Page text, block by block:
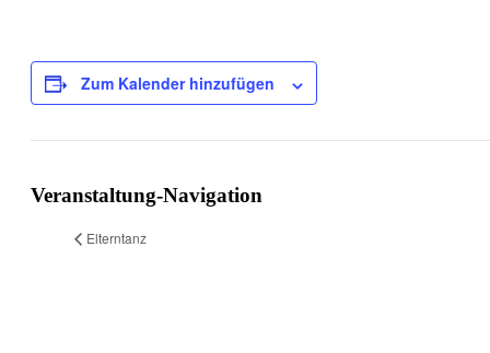
Zum Kalender hinzufügen
Veranstaltung-Navigation
Elterntanz